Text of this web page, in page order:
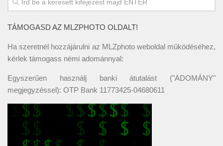
TÁMOGASD AZ MLZPHOTO OLDALT!
Ha szeretnél hozzájárulni az MLZphoto weboldal működéséhez,
kérlek támogass némi adománnyal:
Egyszerűen használj banki átutalást ("ADOMÁNY"
megjegyzéssel): OTP Bank 11773425-04680611